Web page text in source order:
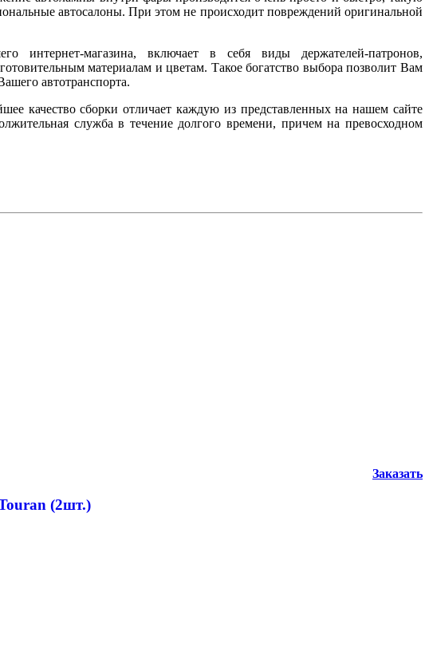
автосалоны. При этом не происходит повреждений оригинальной
интернет-магазина, включает в себя виды держателей-патронов,
материалам и цветам. Такое богатство выбора позволит Вам
автотранспорта.
качество сборки отличает каждую из представленных на нашем сайте
служба в течение долгого времени, причем на превосходном
Заказать
(2шт.)